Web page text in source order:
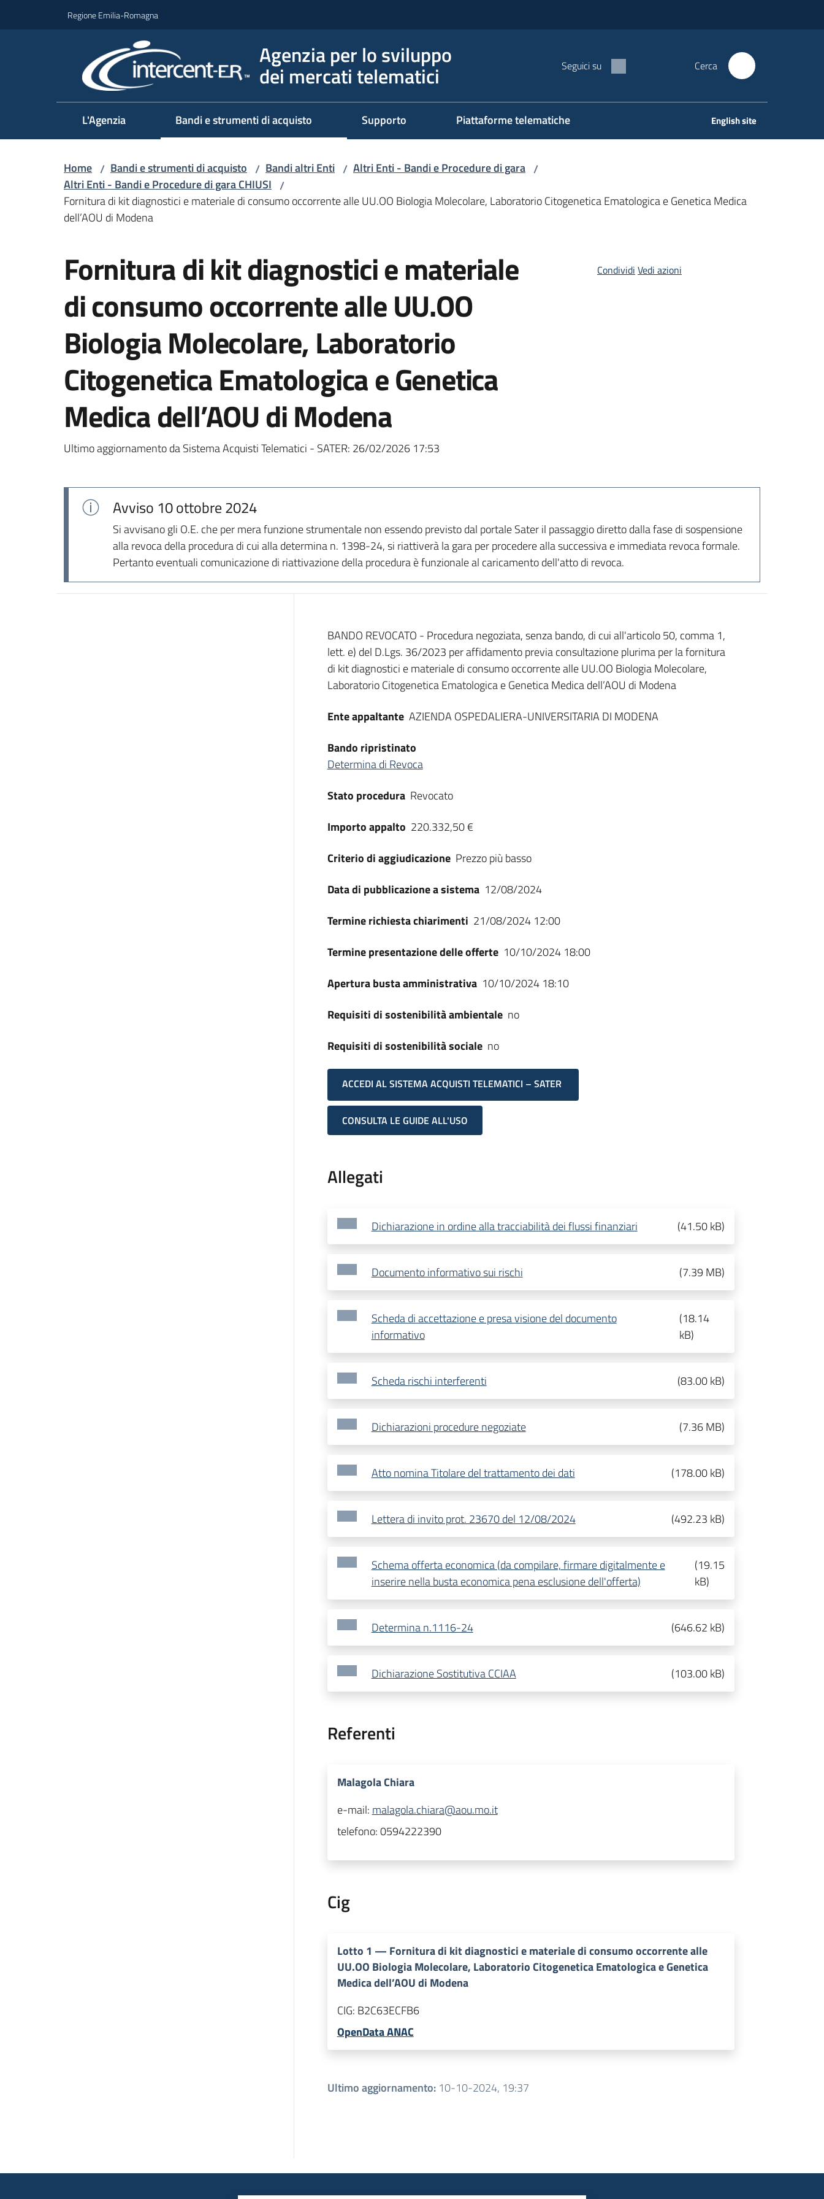
Regione Emilia-Romagna
Agenzia per lo sviluppo
dei mercati telematici Seguici su Cerca
L'Agenzia Bandi e strumenti di acquisto Supporto Piattaforme telematiche English site
Home / Bandi e strumenti di acquisto / Bandi altri Enti / Altri Enti - Bandi e Procedure di gara /
Altri Enti - Bandi e Procedure di gara CHIUSI /
Fornitura di kit diagnostici e materiale di consumo occorrente alle UU.OO Biologia Molecolare, Laboratorio Citogenetica Ematologica e Genetica Medica
dell’AOU di Modena
Fornitura di kit diagnostici e materiale
di consumo occorrente alle UU.OO
Biologia Molecolare, Laboratorio
Citogenetica Ematologica e Genetica
Medica dell’AOU di Modena
Ultimo aggiornamento da Sistema Acquisti Telematici - SATER: 26/02/2026 17:53
Condividi Vedi azioni
Avviso 10 ottobre 2024
Si avvisano gli O.E. che per mera funzione strumentale non essendo previsto dal portale Sater il passaggio diretto dalla fase di sospensione
alla revoca della procedura di cui alla determina n. 1398-24, si riattiverà la gara per procedere alla successiva e immediata revoca formale.
Pertanto eventuali comunicazione di riattivazione della procedura è funzionale al caricamento dell'atto di revoca.
Dati del bando
BANDO REVOCATO - Procedura negoziata, senza bando, di cui all'articolo 50, comma 1,
lett. e) del D.Lgs. 36/2023 per affidamento previa consultazione plurima per la fornitura
di kit diagnostici e materiale di consumo occorrente alle UU.OO Biologia Molecolare,
Laboratorio Citogenetica Ematologica e Genetica Medica dell’AOU di Modena
Ente appaltante AZIENDA OSPEDALIERA-UNIVERSITARIA DI MODENA
Bando ripristinato
Determina di Revoca
Stato procedura Revocato
Importo appalto 220.332,50 €
Criterio di aggiudicazione Prezzo più basso
Data di pubblicazione a sistema 12/08/2024
Termine richiesta chiarimenti 21/08/2024 12:00
Termine presentazione delle offerte 10/10/2024 18:00
Apertura busta amministrativa 10/10/2024 18:10
Requisiti di sostenibilità ambientale no
Requisiti di sostenibilità sociale no
ACCEDI AL SISTEMA ACQUISTI TELEMATICI – SATER
CONSULTA LE GUIDE ALL'USO
Allegati
Dichiarazione in ordine alla tracciabilità dei flussi finanziari (41.50 kB)
Documento informativo sui rischi (7.39 MB)
Scheda di accettazione e presa visione del documento
informativo
(18.14
kB)
Scheda rischi interferenti (83.00 kB)
Dichiarazioni procedure negoziate (7.36 MB)
Atto nomina Titolare del trattamento dei dati (178.00 kB)
Lettera di invito prot. 23670 del 12/08/2024 (492.23 kB)
Schema offerta economica (da compilare, firmare digitalmente e
inserire nella busta economica pena esclusione dell'offerta)
(19.15
kB)
Determina n.1116-24 (646.62 kB)
Dichiarazione Sostitutiva CCIAA (103.00 kB)
Referenti
Malagola Chiara
e-mail: malagola.chiara@aou.mo.it
telefono:0594222390
Cig
Lotto 1 — Fornitura di kit diagnostici e materiale di consumo occorrente alle
UU.OO Biologia Molecolare, Laboratorio Citogenetica Ematologica e Genetica
Medica dell’AOU di Modena
CIG: B2C63ECFB6
OpenData ANAC
Ultimo aggiornamento: 10-10-2024, 19:37